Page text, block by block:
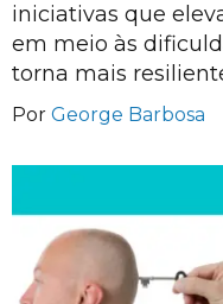
iniciativas que
em meio às
torna mais
Por George Barbosa